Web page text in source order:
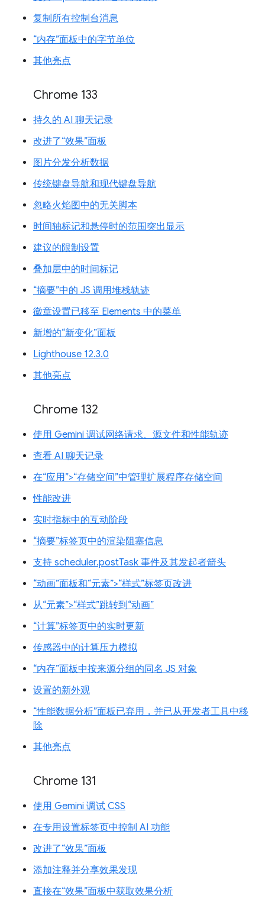
复制所有控制台消息
“内存”面板中的字节单位
其他亮点
Chrome 133
持久的 AI 聊天记录
改进了“效果”面板
图片分发分析数据
传统键盘导航和现代键盘导航
忽略火焰图中的无关脚本
时间轴标记和悬停时的范围突出显示
建议的限制设置
叠加层中的时间标记
“摘要”中的 JS 调用堆栈轨迹
徽章设置已移至 Elements 中的菜单
新增的“新变化”面板
Lighthouse 12.3.0
其他亮点
Chrome 132
使用 Gemini 调试网络请求、源文件和性能轨迹
查看 AI 聊天记录
在“应用”>“存储空间”中管理扩展程序存储空间
性能改进
实时指标中的互动阶段
“摘要”标签页中的渲染阻塞信息
支持 scheduler.postTask 事件及其发起者箭头
“动画”面板和“元素”>“样式”标签页改进
从“元素”>“样式”跳转到“动画”
“计算”标签页中的实时更新
传感器中的计算压力模拟
“内存”面板中按来源分组的同名 JS 对象
设置的新外观
“性能数据分析”面板已弃用，并已从开发者工具中移
除
其他亮点
Chrome 131
使用 Gemini 调试 CSS
在专用设置标签页中控制 AI 功能
改进了“效果”面板
添加注释并分享效果发现
直接在“效果”面板中获取效果分析